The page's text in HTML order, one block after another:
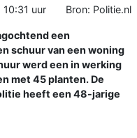
uur Bron: Politie.nl
een
schuur van een woning
werd een in werking
met 45 planten. De
heeft een 48-jarige